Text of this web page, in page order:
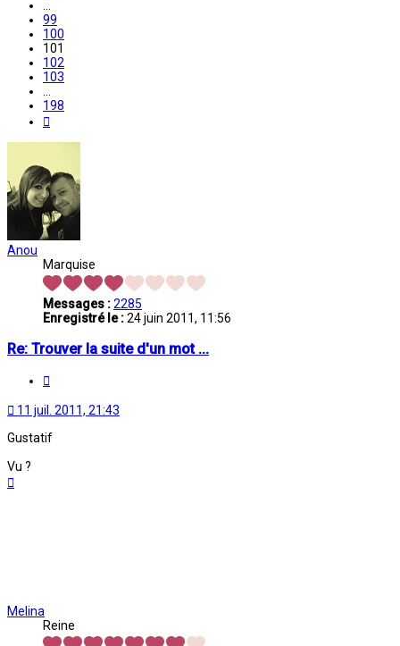
99
100
101
102
103
198
Anou
Marquise
Messages :2285
Enregistré le :24 juin 2011, 11:56
Re: Trouver la suite d'un mot ...
11 juil. 2011, 21:43
Gustatif
Vu ?
Melina
Reine